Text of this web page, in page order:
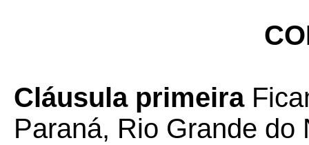
Cláusula primeira
Paraná, Rio Grande do